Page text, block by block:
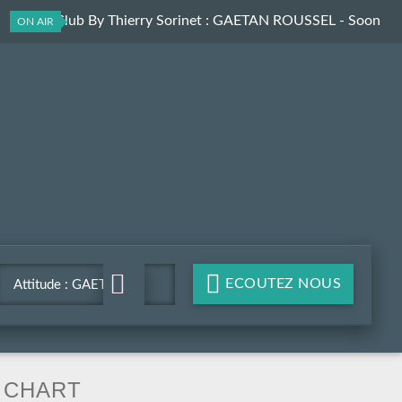
ON AIR
ElectroClub By Thierry Sorinet : GAETAN ROUSSEL - Soon
Attitude : GAETAN
ROUSSEL - Soon
ECOUTEZ NOUS
CHART